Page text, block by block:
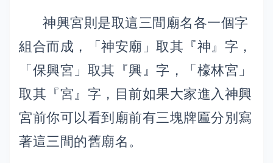
神興宮則是取這三間廟名各一個字
組合而成，「神安廟」取其『神』字，
「保興宮」取其『興』字，「檺林宮」
取其『宮』字，目前如果大家進入神興
宮前你可以看到廟前有三塊牌匾分別寫
著這三間的舊廟名。